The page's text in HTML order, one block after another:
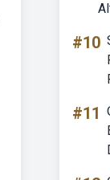
#10
#11